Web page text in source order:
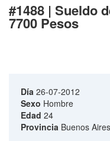
#1488 | Sueldo
7700 Pesos
Día 26-07-2012
Sexo Hombre
Edad 24
Provincia Buenos Aires